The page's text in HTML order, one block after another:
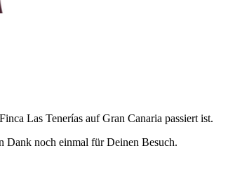
Las Tenerías auf Gran Canaria passiert ist.
Dank noch einmal für Deinen Besuch.